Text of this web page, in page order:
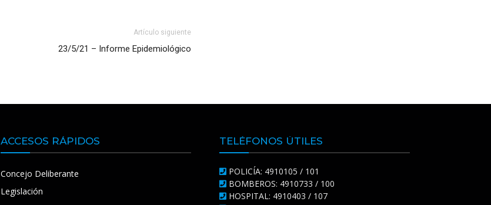
Artículo siguiente
23/5/21 – Informe Epidemiológico
ACCESOS RÁPIDOS
Concejo Deliberante
Legislación
TELÉFONOS ÚTILES
POLICÍA: 4910105 / 101
BOMBEROS: 4910733 / 100
HOSPITAL: 4910403 / 107